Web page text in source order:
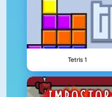
Tetris 1